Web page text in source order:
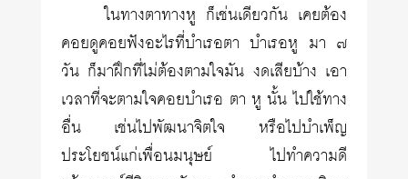
ในทางตาทางหู ก็เช่นเดียวกัน เคยต้อง
คอยดูคอยฟังอะไรที่บำเรอตา บำเรอหู มา ๗
วัน ก็มาฝึกที่ไม่ต้องตามใจมัน งดเสียบ้าง เอา
เวลาที่จะตามใจคอยบำเรอ ตา หู นั้น ไปใช้ทาง
อื่น เช่นไปพัฒนาจิตใจ หรือไปบำเพ็ญ
ประโยชน์แก่เพื่อนมนุษย์ ไปทำความดี